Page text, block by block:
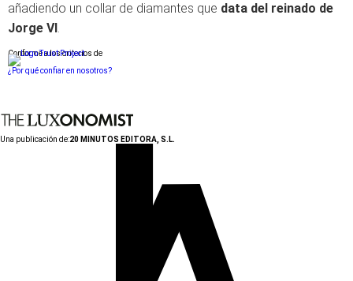
añadiendo un collar de diamantes que data del reinado de
Jorge VI.
Conforme a los criterios de
¿Por qué confiar en nosotros?
Una publicación de:20 MINUTOS EDITORA, S.L.